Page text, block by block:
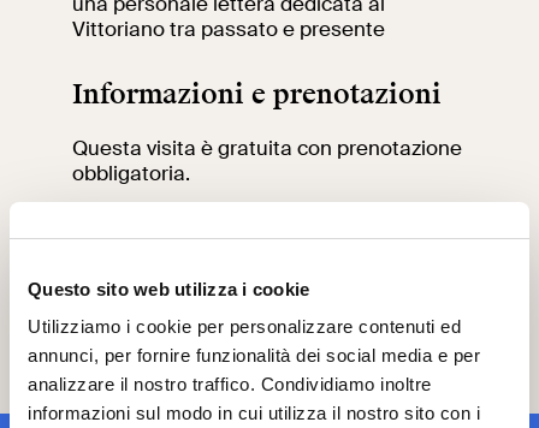
Questo sito web utilizza i cookie
Utilizziamo i cookie per personalizzare contenuti ed
annunci, per fornire funzionalità dei social media e per
analizzare il nostro traffico. Condividiamo inoltre
informazioni sul modo in cui utilizza il nostro sito con i
del VIVE
Vittoriano tra passato e presente
Informazioni e prenotazioni
Questa visita è gratuita con prenotazione
obbligatoria.
Ti invitiamo a presentarti 15 minuti prima
dell’inizio della visita nel punto d’incontro.
Per prenotare contattare il team didattico
inviando una mail
vi-ve.edu@cultura.gov.it